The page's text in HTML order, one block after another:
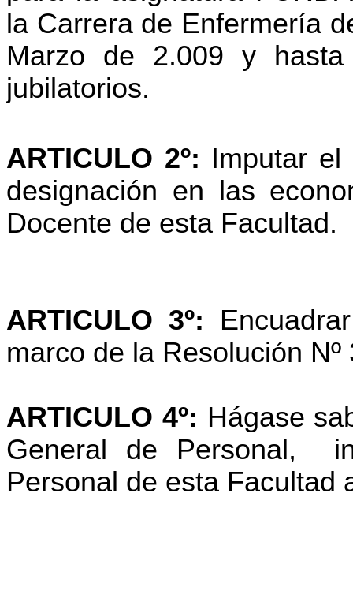
la Carrera de Enfermería
Marzo de 2.009 y
jubilatorios.
ARTICULO 2º: Imputar
designación en las
Docente de esta Facultad.
ARTICULO 3º:
marco de la Resolución Nº
ARTICULO 4º: Hágase
General de Personal,
Personal de esta Facultad